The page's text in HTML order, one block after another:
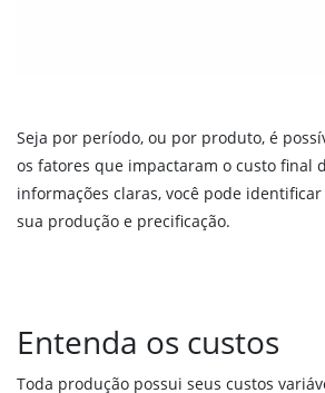
Seja por período, ou por produto, é
os fatores que impactaram o custo final
informações claras, você pode
sua produção e precificação.
Entenda os custos
Toda produção possui seus custos